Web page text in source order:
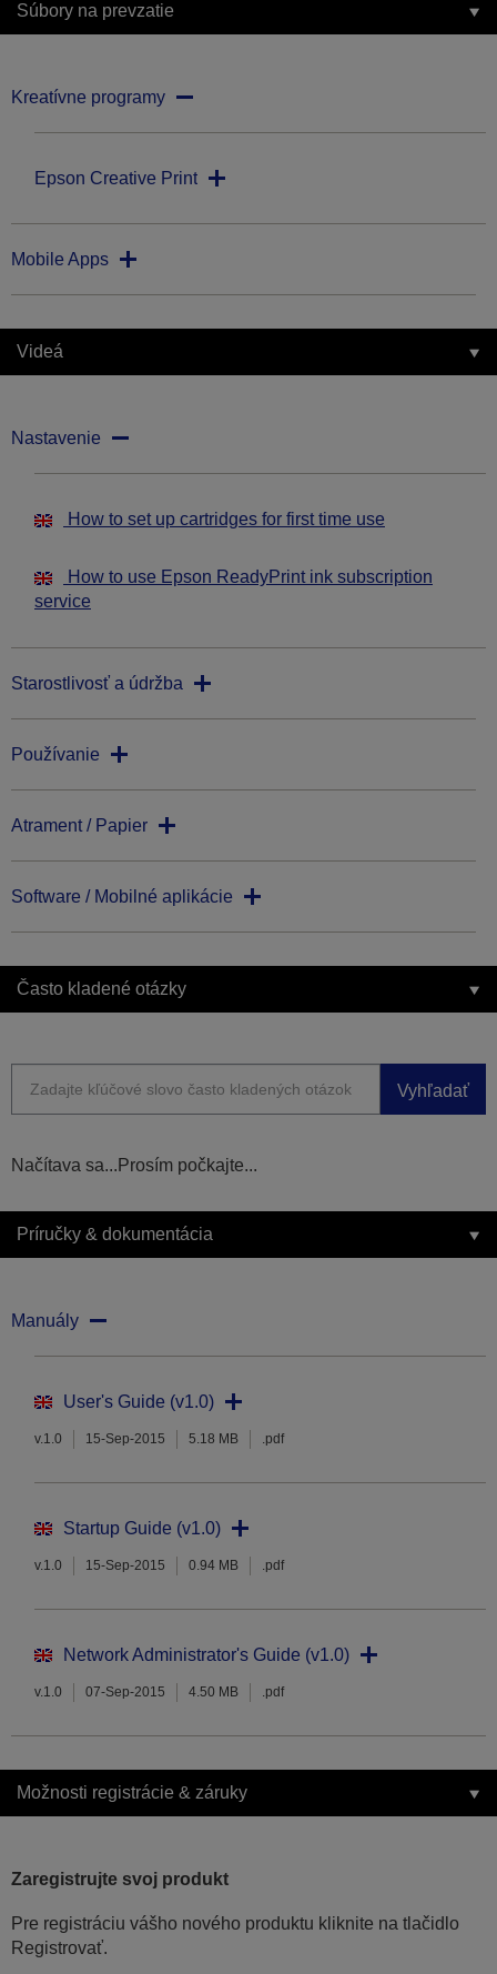
Súbory na prevzatie
Kreatívne programy
Epson Creative Print
Mobile Apps
Videá
Nastavenie
How to set up cartridges for first time use
How to use Epson ReadyPrint ink subscription
service
Starostlivosť a údržba
Používanie
Atrament / Papier
Software / Mobilné aplikácie
Často kladené otázky
Vyhľadať
Načítava sa...Prosím počkajte...
Príručky & dokumentácia
Manuály
User's Guide (v1.0)
v.1.0 15-Sep-2015 5.18 MB .pdf
Startup Guide (v1.0)
v.1.0 15-Sep-2015 0.94 MB .pdf
Network Administrator's Guide (v1.0)
v.1.0 07-Sep-2015 4.50 MB .pdf
Možnosti registrácie & záruky
Zaregistrujte svoj produkt
Pre registráciu vášho nového produktu kliknite na tlačidlo
Registrovať.